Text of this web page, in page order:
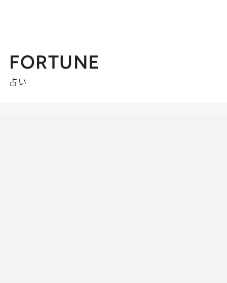
FORTUNE
占い